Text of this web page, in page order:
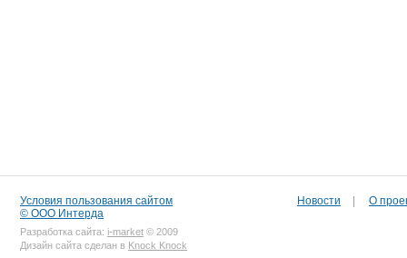
Условия пользования сайтом
© ООО Интерда
Разработка сайта: i-market © 2009
Дизайн сайта сделан в Knock Knock
Новости О